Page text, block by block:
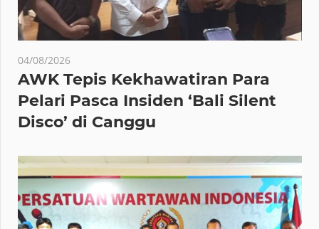
04/08/2026
AWK Tepis Kekhawatiran Para
Pelari Pasca Insiden ‘Bali Silent
Disco’ di Canggu